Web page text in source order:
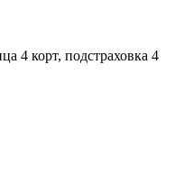
4 корт, подстраховка 4